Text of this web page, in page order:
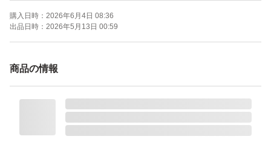
平均的にはエアロセンサ700ぐらいのシャトルになるなと
思います。
基礎打ちとかでは使えるぐらいのレベル（Bランク）の状
購入日時： 2026年6月4日 08:36
出品日時： 2026年5月13日 00:59
商品の情報